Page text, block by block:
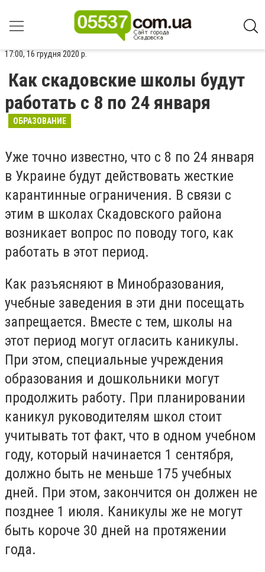
17:00, 16 грудня 2020 р.
Как скадовские школы будут
работать с 8 по 24 января
ОБРАЗОВАНИЕ
Уже точно известно, что с 8 по 24 января
в Украине будут действовать жесткие
карантинные ограничения. В связи с
этим в школах Скадовского района
возникает вопрос по поводу того, как
работать в этот период.
Как разъясняют в Минобразования,
учебные заведения в эти дни посещать
запрещается. Вместе с тем, школы на
этот период могут огласить каникулы.
При этом, специальные учреждения
образования и дошкольники могут
продолжить работу. При планировании
каникул руководителям школ стоит
учитывать тот факт, что в одном учебном
году, который начинается 1 сентября,
должно быть не меньше 175 учебных
дней. При этом, закончится он должен не
позднее 1 июля. Каникулы же не могут
быть короче 30 дней на протяжении
года.